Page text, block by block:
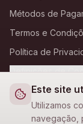
Este site
Utilizamos
navegação,
Métodos de
Termos e
Política de
Definições de
A Loja Nova